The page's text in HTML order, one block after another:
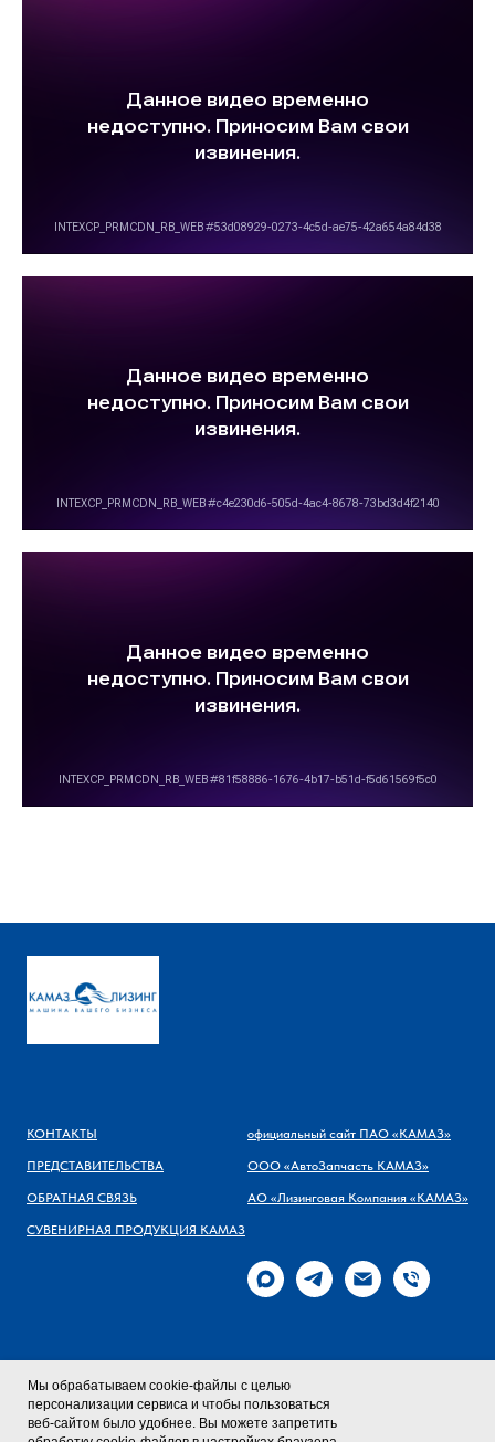
Мы обрабатываем cookie-файлы с целью
персонализации сервиса и чтобы пользоваться
веб-сайтом было удобнее. Вы можете запретить
КОНТАКТЫ
ПРЕДСТАВИТЕЛЬСТВА
ОБРАТНАЯ СВЯЗЬ
СУВЕНИРНАЯ ПРОДУКЦИЯ КАМАЗ
официальный сайт ПАО «КАМАЗ»
ООО «АвтоЗапчасть КАМАЗ»
АО «Лизинговая Компания «КАМАЗ»